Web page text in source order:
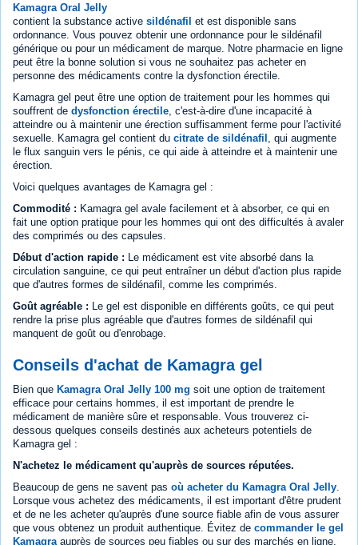
Kamagra Oral Jelly
contient la substance active sildénafil et est disponible sans
ordonnance. Vous pouvez obtenir une ordonnance pour le sildénafil
générique ou pour un médicament de marque. Notre pharmacie en ligne
peut être la bonne solution si vous ne souhaitez pas acheter en
personne des médicaments contre la dysfonction érectile.
Kamagra gel peut être une option de traitement pour les hommes qui
souffrent de dysfonction érectile , c'est-à-dire d'une incapacité à
atteindre ou à maintenir une érection suffisamment ferme pour l'activité
sexuelle. Kamagra gel contient du citrate de sildénafil , qui augmente
le flux sanguin vers le pénis, ce qui aide à atteindre et à maintenir une
érection.
Voici quelques avantages de Kamagra gel :
Commodité : Kamagra gel avale facilement et à absorber, ce qui en
fait une option pratique pour les hommes qui ont des difficultés à avaler
des comprimés ou des capsules.
Début d'action rapide : Le médicament est vite absorbé dans la
circulation sanguine, ce qui peut entraîner un début d'action plus rapide
que d'autres formes de sildénafil, comme les comprimés.
Goût agréable : Le gel est disponible en différents goûts, ce qui peut
rendre la prise plus agréable que d'autres formes de sildénafil qui
manquent de goût ou d'enrobage.
Conseils d'achat de Kamagra gel
Bien que Kamagra Oral Jelly 100 mg soit une option de traitement
efficace pour certains hommes, il est important de prendre le
médicament de manière sûre et responsable. Vous trouverez ci-
dessous quelques conseils destinés aux acheteurs potentiels de
Kamagra gel :
N'achetez le médicament qu'auprès de sources réputées.
Beaucoup de gens ne savent pas où acheter du Kamagra Oral Jelly
Lorsque vous achetez des médicaments, il est important d'être prudent
et de ne les acheter qu'auprès d'une source fiable afin de vous assurer
que vous obtenez un produit authentique. Évitez de commander le gel
Kamagra auprès de sources peu fiables ou sur des marchés en ligne,